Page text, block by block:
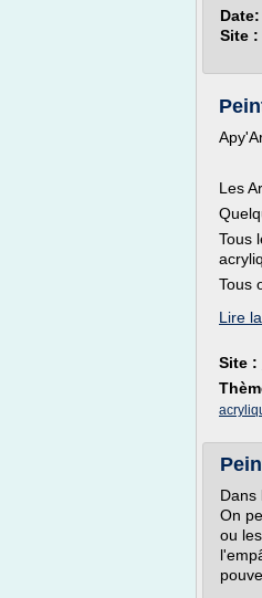
Date:
Site :
Les
Tous
Tous
Lire
Site :
Dans
On
ou